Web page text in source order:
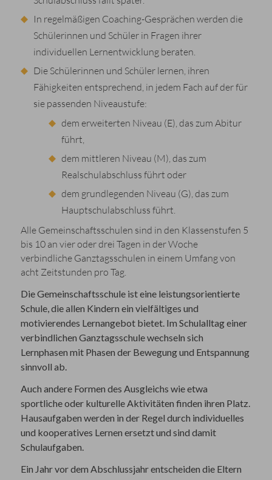
In regelmäßigen Coaching-Gesprächen werden die
Schülerinnen und Schüler in Fragen ihrer
individuellen Lernentwicklung beraten.
Die Schülerinnen und Schüler lernen, ihren
Fähigkeiten entsprechend, in jedem Fach auf der für
sie passenden Niveaustufe:
dem erweiterten Niveau (E), das zum Abitur
führt,
dem mittleren Niveau (M), das zum
Realschulabschluss führt oder
dem grundlegenden Niveau (G), das zum
Hauptschulabschluss führt.
Alle Gemeinschaftsschulen sind in den Klassenstufen 5
bis 10 an vier oder drei Tagen in der Woche
verbindliche Ganztagsschulen in einem Umfang von
acht Zeitstunden pro Tag.
Die Gemeinschaftsschule ist eine leistungsorientierte
Schule, die allen Kindern ein vielfältiges und
motivierendes Lernangebot bietet. Im Schulalltag einer
verbindlichen Ganztagsschule wechseln sich
Lernphasen mit Phasen der Bewegung und Entspannung
sinnvoll ab.
Auch andere Formen des Ausgleichs wie etwa
sportliche oder kulturelle Aktivitäten finden ihren Platz.
Hausaufgaben werden in der Regel durch individuelles
und kooperatives Lernen ersetzt und sind damit
Schulaufgaben.
Ein Jahr vor dem Abschlussjahr entscheiden die Eltern